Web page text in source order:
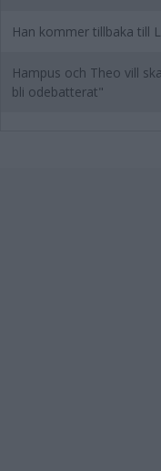
Han kommer tillbaka till
Hampus och Theo vill
bli odebatterat"